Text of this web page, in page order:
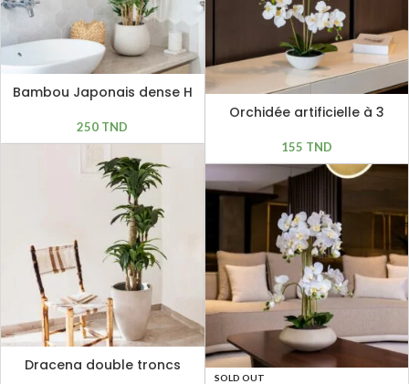
Bambou Japonais dense H
250 TND
Orchidée artificielle à 3
155 TND
Dracena double troncs
SOLD OUT